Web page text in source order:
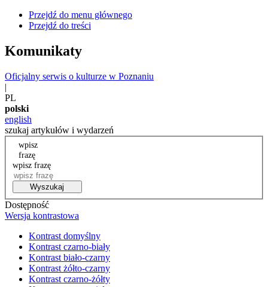
Przejdź do menu głównego
Przejdź do treści
Komunikaty
Oficjalny serwis o kulturze w Poznaniu
|
PL
polski
english
szukaj artykułów i wydarzeń
wpisz
frazę
wpisz frazę
Wyszukaj
Dostępność
Wersja kontrastowa
Kontrast domyślny
Kontrast czarno-biały
Kontrast biało-czarny
Kontrast żółto-czarny
Kontrast czarno-żółty